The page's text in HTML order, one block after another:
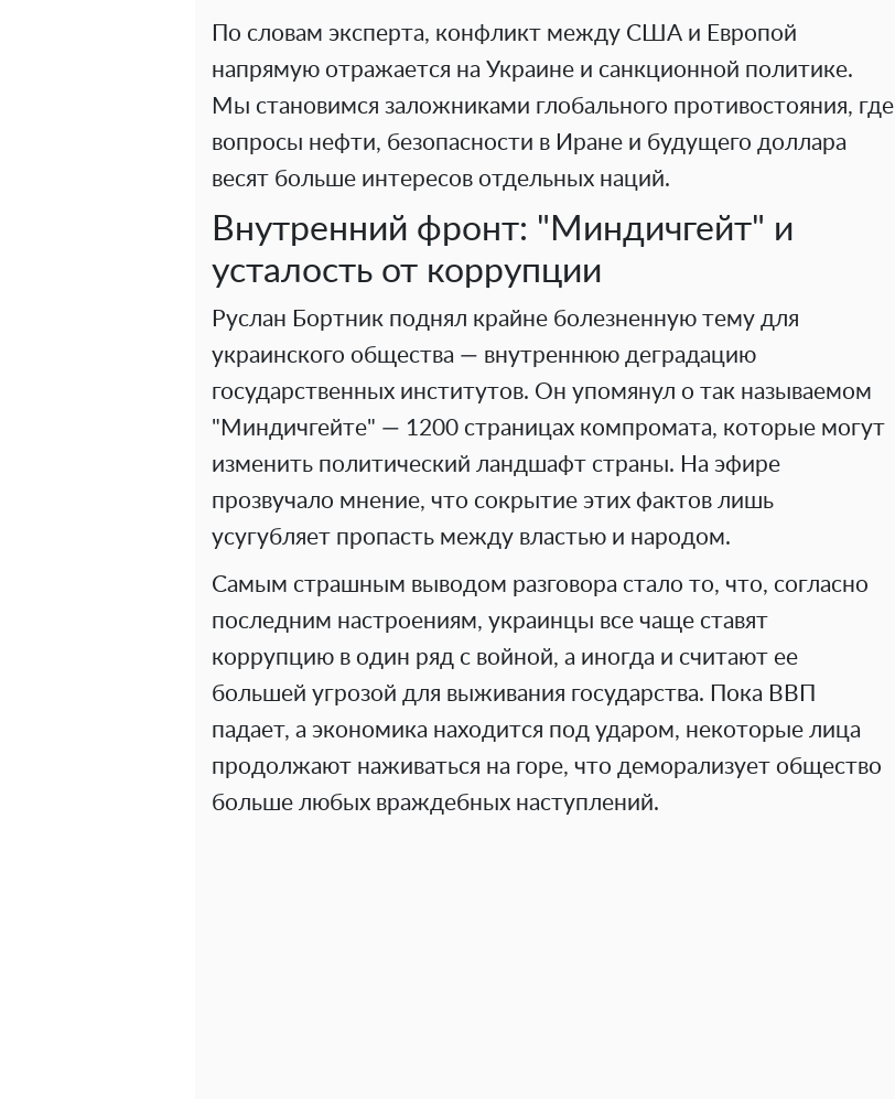
По словам эксперта, конфликт между США и Европой
напрямую отражается на Украине и санкционной политике.
Мы становимся заложниками глобального противостояния, где
вопросы нефти, безопасности в Иране и будущего доллара
весят больше интересов отдельных наций.
Внутренний фронт: "Миндичгейт" и
усталость от коррупции
Руслан Бортник поднял крайне болезненную тему для
украинского общества — внутреннюю деградацию
государственных институтов. Он упомянул о так называемом
"Миндичгейте" — 1200 страницах компромата, которые могут
изменить политический ландшафт страны. На эфире
прозвучало мнение, что сокрытие этих фактов лишь
усугубляет пропасть между властью и народом.
Самым страшным выводом разговора стало то, что, согласно
последним настроениям, украинцы все чаще ставят
коррупцию в один ряд с войной, а иногда и считают ее
большей угрозой для выживания государства. Пока ВВП
падает, а экономика находится под ударом, некоторые лица
продолжают наживаться на горе, что деморализует общество
больше любых враждебных наступлений.